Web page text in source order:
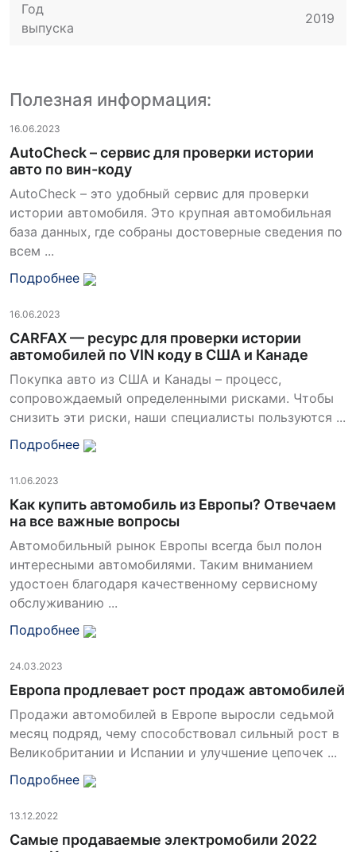
Год
выпуска
2019
Полезная информация:
16.06.2023
AutoCheck – сервис для проверки истории
авто по вин-коду
AutoCheck – это удобный сервис для проверки
истории автомобиля. Это крупная автомобильная
база данных, где собраны достоверные сведения по
всем ...
Подробнее
16.06.2023
CARFAX — ресурс для проверки истории
автомобилей по VIN коду в США и Канаде
Покупка авто из США и Канады – процесс,
сопровождаемый определенными рисками. Чтобы
снизить эти риски, наши специалисты пользуются ...
Подробнее
11.06.2023
Как купить автомобиль из Европы? Отвечаем
на все важные вопросы
Автомобильный рынок Европы всегда был полон
интересными автомобилями. Таким вниманием
удостоен благодаря качественному сервисному
обслуживанию ...
Подробнее
24.03.2023
Европа продлевает рост продаж автомобилей
Продажи автомобилей в Европе выросли седьмой
месяц подряд, чему способствовал сильный рост в
Великобритании и Испании и улучшение цепочек ...
Подробнее
13.12.2022
Самые продаваемые электромобили 2022